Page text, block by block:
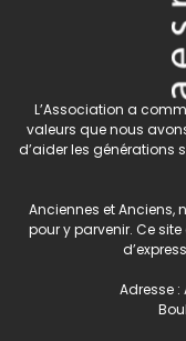
L’Association a
valeurs que nous
d’aider les générations
Anciennes et Anciens,
pour y parvenir. Ce
Adresse :